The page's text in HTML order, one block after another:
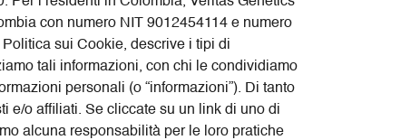
con numero NIT 9012454114 e numero
sui Cookie, descrive i tipi di
tali informazioni, con chi le condividiamo
personali (o “informazioni”). Di tanto
e/o affiliati. Se cliccate su un link di uno di
alcuna responsabilità per le loro pratiche